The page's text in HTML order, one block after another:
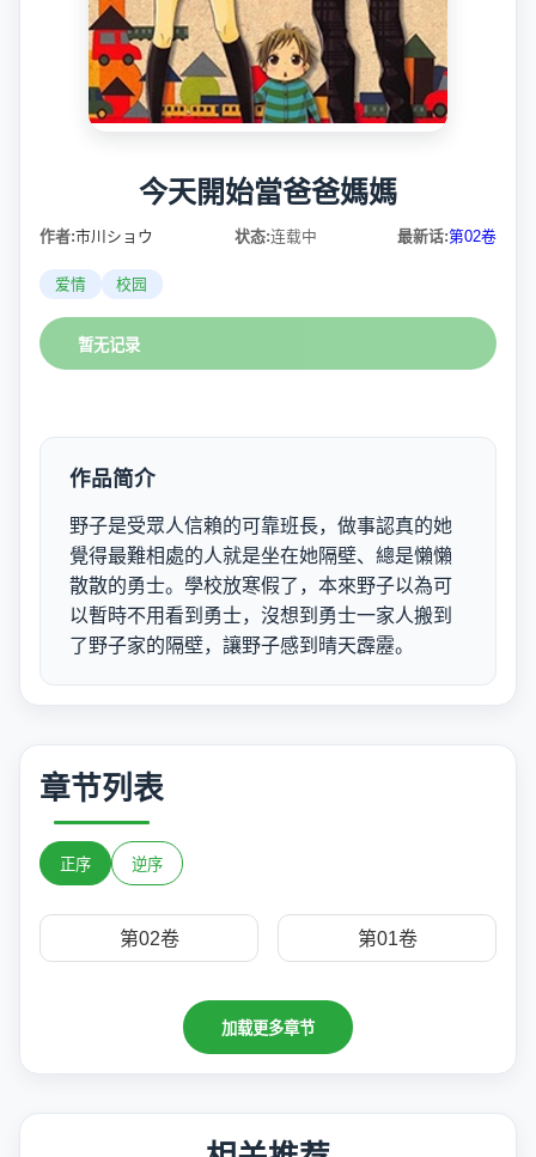
今天開始當爸爸媽媽
作者:市川ショウ 状态:连载中 最新话:第02卷
爱情 校园
暂无记录
作品简介
野子是受眾人信賴的可靠班長，做事認真的她
覺得最難相處的人就是坐在她隔壁、總是懶懶
散散的勇士。學校放寒假了，本來野子以為可
以暫時不用看到勇士，沒想到勇士一家人搬到
了野子家的隔壁，讓野子感到晴天霹靂。
章节列表
正序 逆序
第02卷 第01卷
加载更多章节